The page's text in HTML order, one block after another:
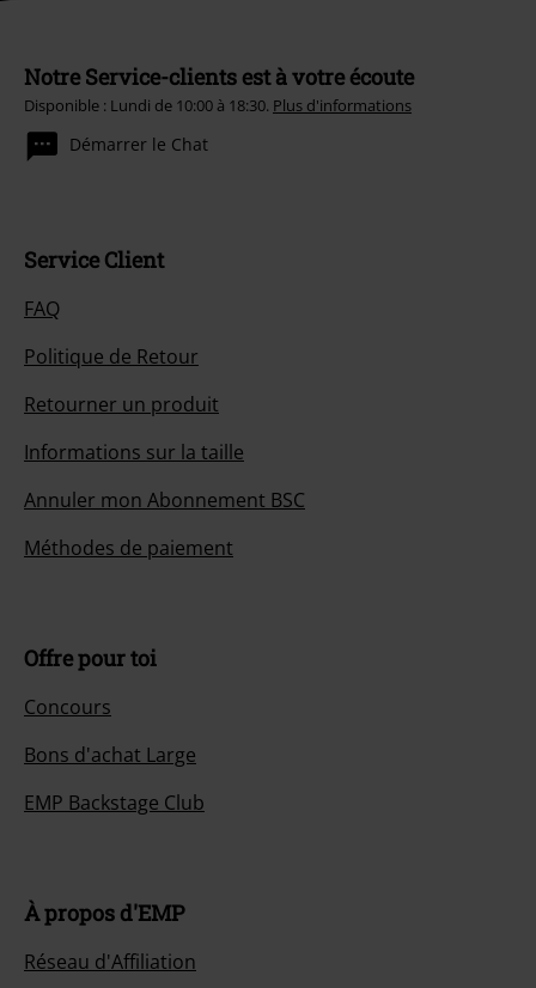
Notre Service-clients est à votre écoute
Disponible : Lundi de 10:00 à 18:30. Plus d'informations
Démarrer le Chat
Service Client
FAQ
Politique de Retour
Retourner un produit
Informations sur la taille
Annuler mon Abonnement BSC
Méthodes de paiement
Offre pour toi
Concours
Bons d'achat Large
EMP Backstage Club
À propos d'EMP
Réseau d'Affiliation